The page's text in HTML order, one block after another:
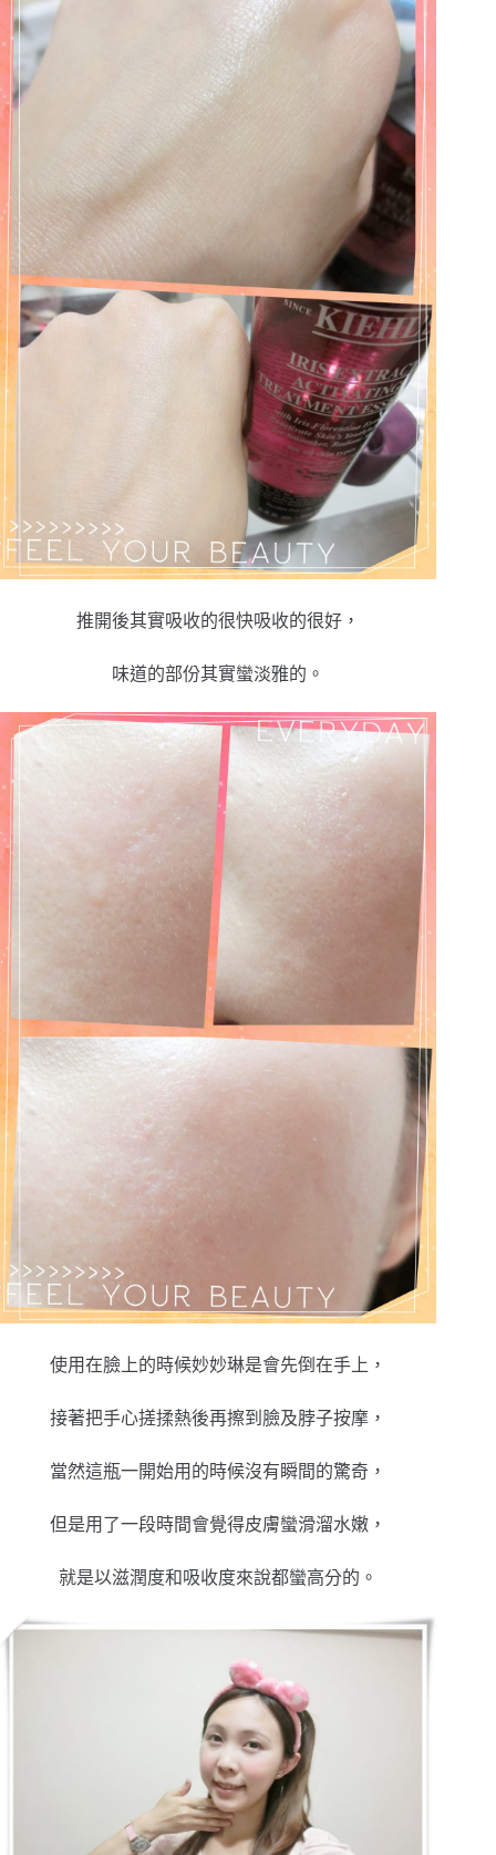
推開後其實吸收的很快吸收的很好，
味道的部份其實蠻淡雅的。
使用在臉上的時候妙妙琳是會先倒在手上，
接著把手心搓揉熱後再擦到臉及脖子按摩，
當然這瓶一開始用的時候沒有瞬間的驚奇，
但是用了一段時間會覺得皮膚蠻滑溜水嫩，
就是以滋潤度和吸收度來說都蠻高分的。